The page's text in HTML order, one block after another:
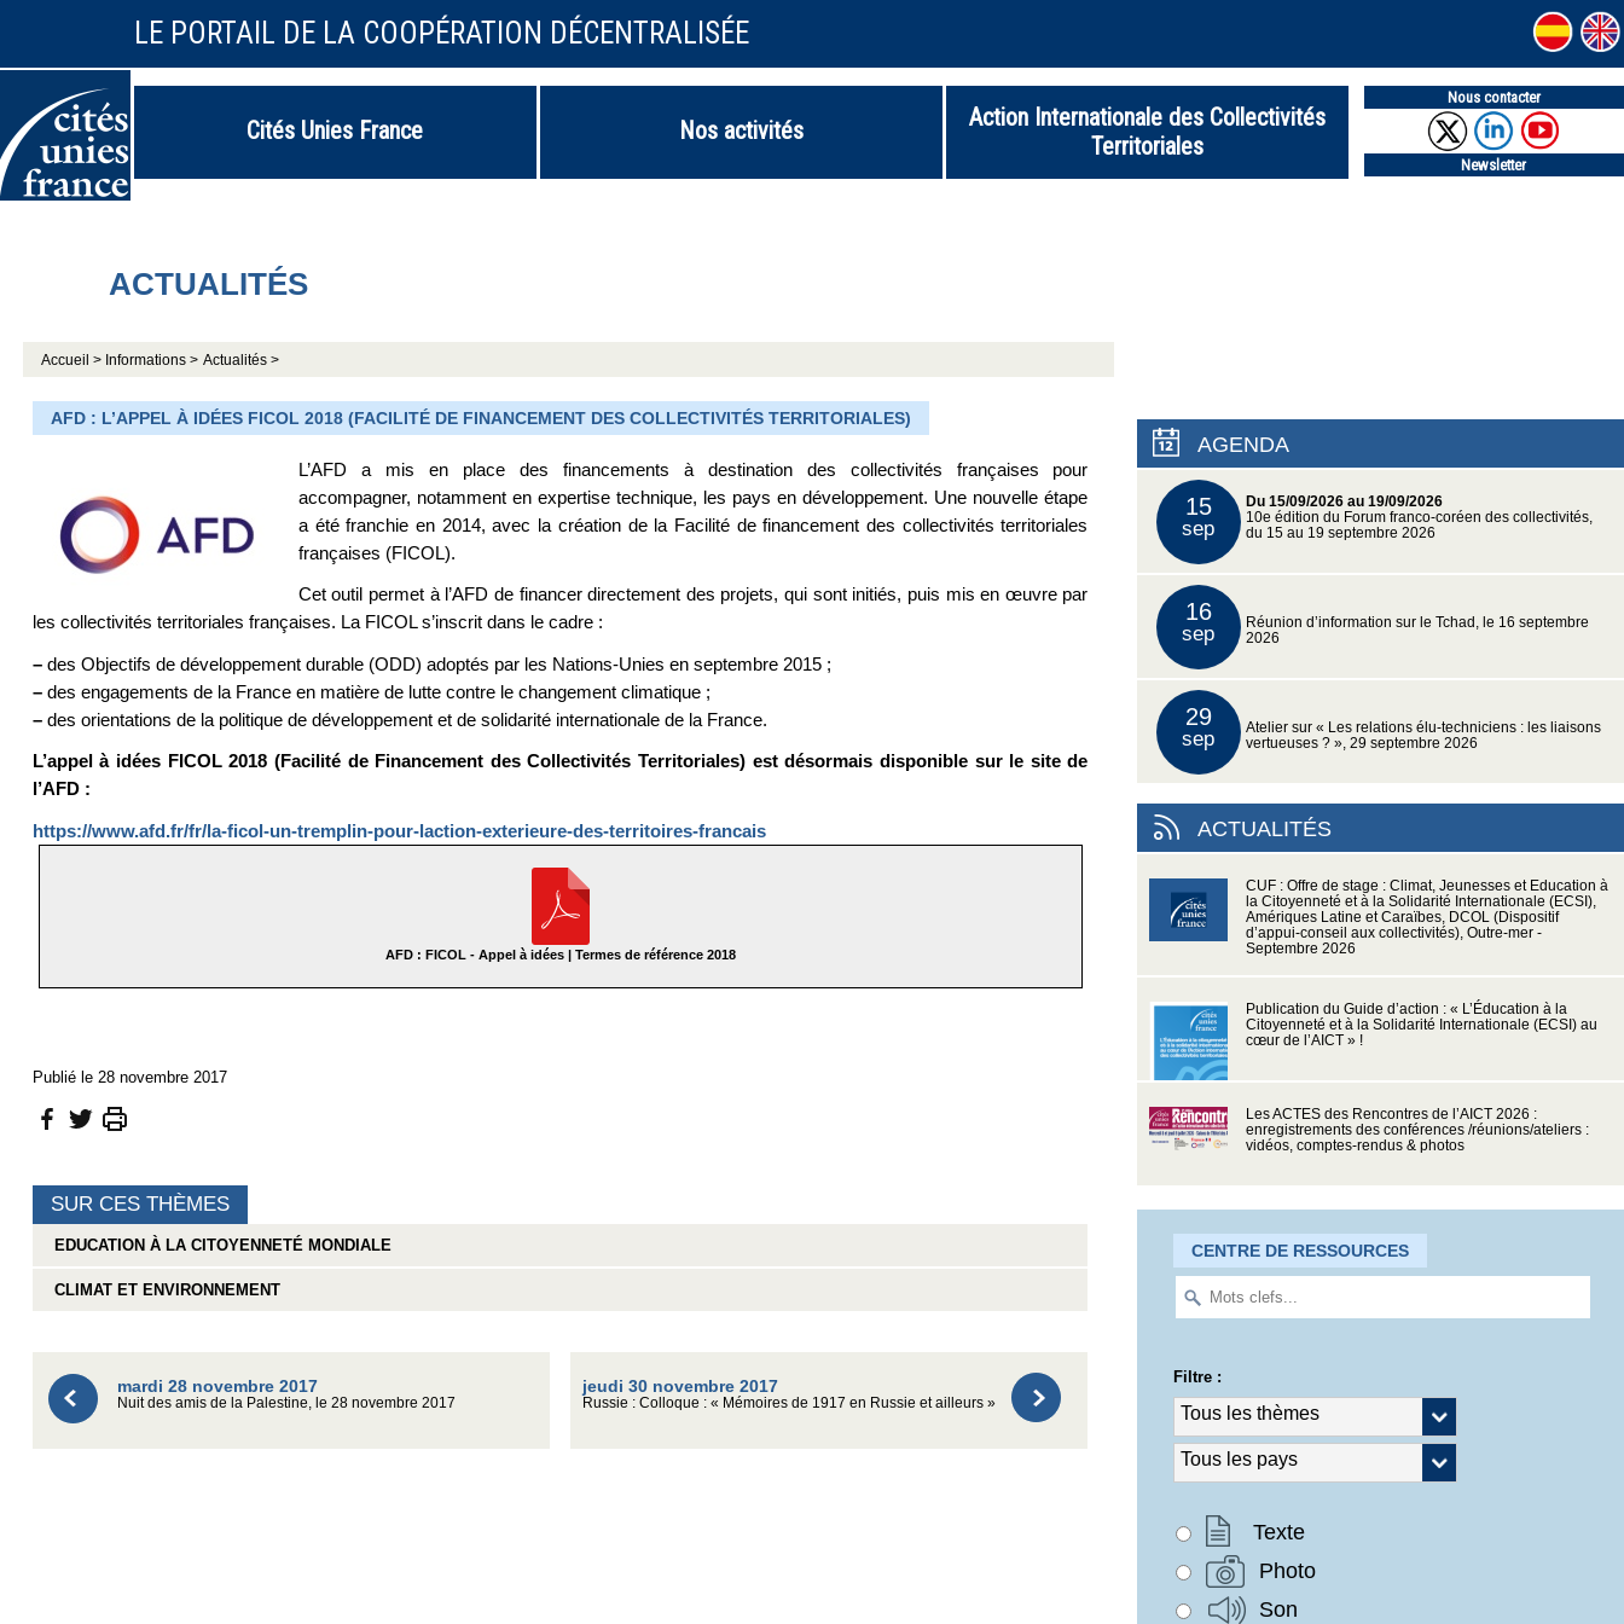
LE PORTAIL DE LA COOPÉRATION DÉCENTRALISÉE
Cités Unies France Nos activités
Action Internationale des Collectivités
Territoriales
Nous contacter
Newsletter
ACTUALITÉS
Accueil > Informations > Actualités >
AFD : L’APPEL À IDÉES FICOL 2018 (FACILITÉ DE FINANCEMENT DES COLLECTIVITÉS TERRITORIALES)
L’AFD a mis en place des financements à destination des collectivités françaises pour
accompagner, notamment en expertise technique, les pays en développement. Une nouvelle étape
a été franchie en 2014, avec la création de la Facilité de financement des collectivités territoriales
françaises (FICOL).
Cet outil permet à l’AFD de financer directement des projets, qui sont initiés, puis mis en œuvre par
les collectivités territoriales françaises. La FICOL s’inscrit dans le cadre :
–des Objectifs de développement durable (ODD) adoptés par les Nations-Unies en septembre 2015 ;
–des engagements de la France en matière de lutte contre le changement climatique ;
–des orientations de la politique de développement et de solidarité internationale de la France.
L’appel à idées FICOL 2018 (Facilité de Financement des Collectivités Territoriales) est désormais disponible sur le site de
l’AFD :
https://www.afd.fr/fr/la-ficol-un-tremplin-pour-laction-exterieure-des-territoires-francais
AFD : FICOL - Appel à idées | Termes de référence 2018
Publié le 28 novembre 2017
SUR CES THÈMES
EDUCATION À LA CITOYENNETÉ MONDIALE
CLIMAT ET ENVIRONNEMENT
mardi 28 novembre 2017
Nuit des amis de la Palestine, le 28 novembre 2017
jeudi 30 novembre 2017
Russie : Colloque : « Mémoires de 1917 en Russie et ailleurs »
AGENDA
15
sep
Du 15/09/2026 au 19/09/2026
10e édition du Forum franco-coréen des collectivités,
du 15 au 19 septembre 2026
16
sep
Réunion d’information sur le Tchad, le 16 septembre
2026
29
sep
Atelier sur « Les relations élu-techniciens : les liaisons
vertueuses ? », 29 septembre 2026
ACTUALITÉS
CUF : Offre de stage : Climat, Jeunesses et Education à
la Citoyenneté et à la Solidarité Internationale (ECSI),
Amériques Latine et Caraïbes, DCOL (Dispositif
d’appui-conseil aux collectivités), Outre-mer -
Septembre 2026
Publication du Guide d’action : « L’Éducation à la
Citoyenneté et à la Solidarité Internationale (ECSI) au
cœur de l’AICT » !
Les ACTES des Rencontres de l’AICT 2026 :
enregistrements des conférences /réunions/ateliers :
vidéos, comptes-rendus & photos
CENTRE DE RESSOURCES
Filtre :
Texte
Photo
Son